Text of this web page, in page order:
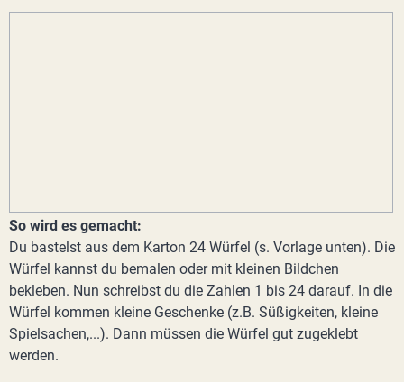
So wird es gemacht:
Du bastelst aus dem Karton 24 Würfel (s. Vorlage unten). Die
Würfel kannst du bemalen oder mit kleinen Bildchen
bekleben. Nun schreibst du die Zahlen 1 bis 24 darauf. In die
Würfel kommen kleine Geschenke (z.B. Süßigkeiten, kleine
Spielsachen,...). Dann müssen die Würfel gut zugeklebt
werden.